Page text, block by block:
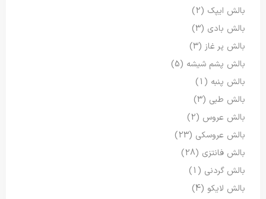
بالش ایپک (2)
بالش بادی (3)
بالش پر غاز (3)
بالش پشم شیشه (5)
بالش پنبه (1)
بالش طبی (3)
بالش عروس (2)
بالش عروسکی (23)
بالش فانتزی (28)
بالش گردنی (1)
بالش لایکو (4)